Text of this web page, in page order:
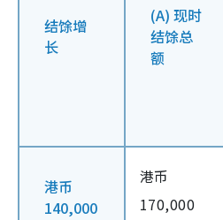
结馀增
长
(A) 现时
结馀总
额
港币
140,000
港币
170,000